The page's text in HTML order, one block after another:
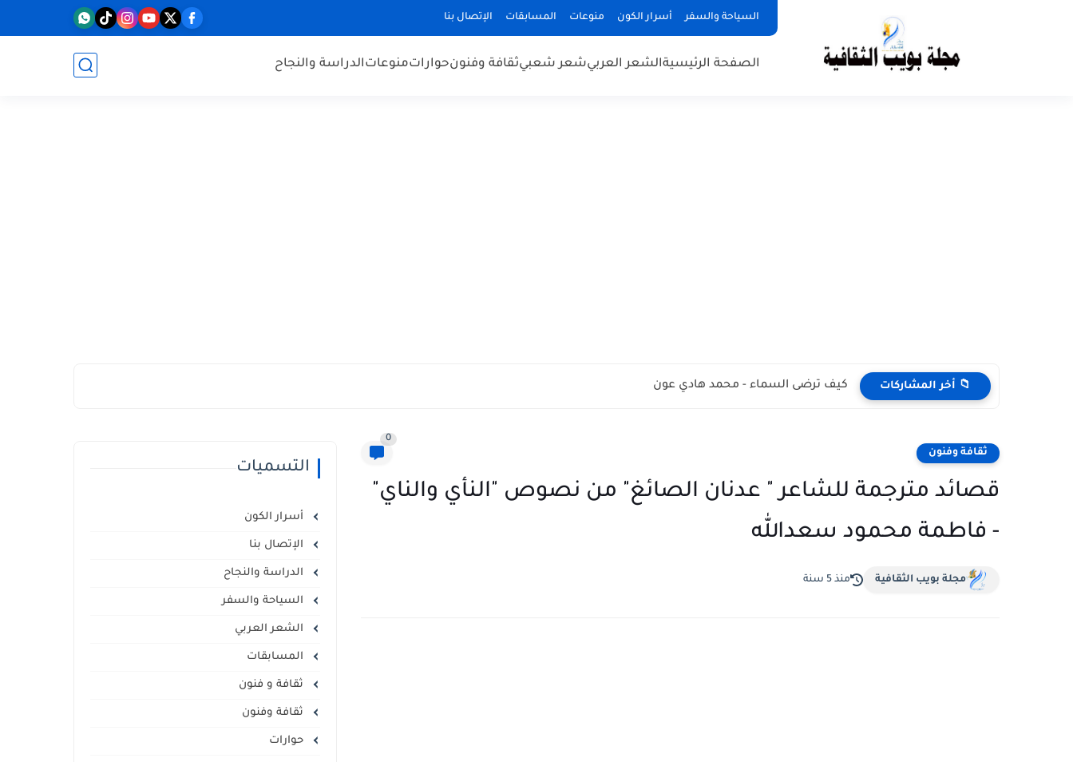
السياحة والسفر أسرار الكون منوعات المسابقات الإتصال بنا
الصفحة الرئيسيةالشعر العربيشعر شعبيثقافة وفنونحواراتمنوعاتالدراسة والنجاح
📁 أخر المشاركات كيف ترضى السماء - محمد هادي عون
ثقافة وفنون
0
قصائد مترجمة للشاعر " عدنان الصائغ" من نصوص "النأي والناي"
- فاطمة محمود سعدالله
مجلة بويب الثقافية منذ 5 سنة
التسميات
أسرار الكون
الإتصال بنا
الدراسة والنجاح
السياحة والسفر
الشعر العربي
المسابقات
ثقافة و فنون
ثقافة وفنون
حوارات